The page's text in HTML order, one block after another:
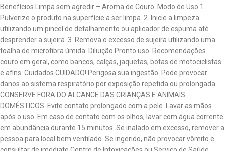
Benefícios Limpa sem agredir – Aroma de Couro. Modo de Uso 1.
Pulverize o produto na superfície a ser limpa. 2. Inicie a limpeza
utilizando um pincel de detalhamento ou aplicador de espuma até
desprender a sujeira. 3. Remova o excesso de sujeira utilizando uma
toalha de microfibra úmida. Diluição Pronto uso. Recomendações
couro em geral, como bancos, calças, jaquetas, botas de motociclistas
e afins. Cuidados CUIDADO! Perigosa sua ingestão. Pode provocar
danos ao sistema respiratório por exposição repetida ou prolongada.
CONSERVE FORA DO ALCANCE DAS CRIANÇAS E ANIMAIS
DOMÉSTICOS. Evite contato prolongado com a pele. Lavar as mãos
após o uso. Em caso de contato com os olhos, lavar com água corrente
em abundância durante 15 minutos. Se inalado em excesso, remover a
pessoa para local bem ventilado. Se ingerido, não provocar vômito e